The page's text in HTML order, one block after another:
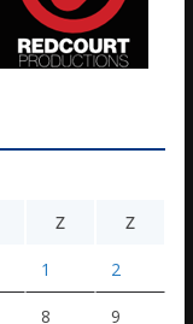
Z Z
1 2
8 9